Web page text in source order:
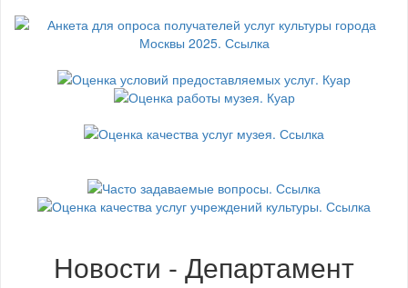
Новости - Департамент